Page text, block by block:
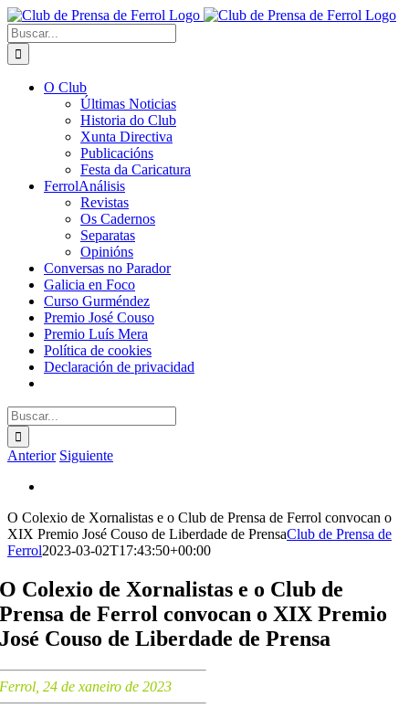
Saltar
al
contenido
Buscar:
O Club
Últimas Noticias
Historia do Club
Xunta Directiva
Publicacións
Festa da Caricatura
FerrolAnálisis
Revistas
Os Cadernos
Separatas
Opinións
Conversas no Parador
Galicia en Foco
Curso Gurméndez
Premio José Couso
Premio Luís Mera
Política de cookies
Declaración de privacidad
Buscar:
Anterior Siguiente
más
grande
O Colexio de Xornalistas e o Club de Prensa de Ferrol convocan o
XIX Premio José Couso de Liberdade de PrensaClub de Prensa de
Ferrol2023-03-02T17:43:50+00:00
O Colexio de Xornalistas e o Club de
Prensa de Ferrol convocan o XIX Premio
José Couso de Liberdade de Prensa
Ferrol, 24 de xaneiro de 2023